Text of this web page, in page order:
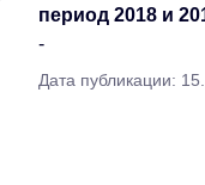
период 2018 и
-
Дата публикации: